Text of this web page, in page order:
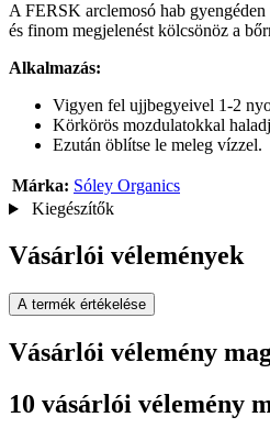
A FERSK arclemosó hab
és finom megjelenést kölcsönöz a
Alkalmazás:
Vigyen fel ujjbegyeivel 1-2
Körkörös mozdulatokkal
Ezután öblítse le meleg vízzel.
Márka: Sóley Organics
Kiegészítők
Vásárlói vélemények
A termék értékelése
Vásárlói vélemény
10 vásárlói vélemény